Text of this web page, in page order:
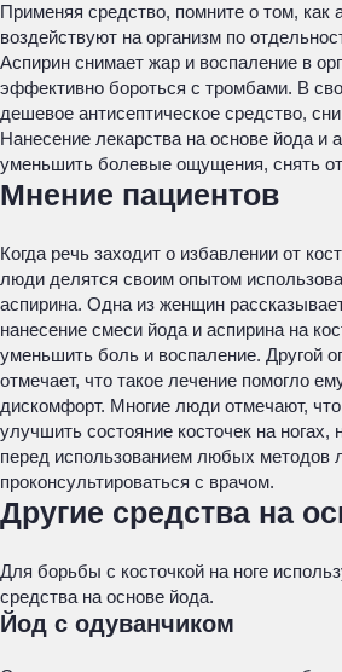
Применяя средство, помните о том, как
воздействуют на организм по
Аспирин снимает жар и воспаление в
эффективно бороться с тромбами. В
дешевое антисептическое средство,
Нанесение лекарства на основе йода и
уменьшить болевые ощущения, снять
Мнение пациентов
Когда речь заходит о избавлении от
люди делятся своим опытом
аспирина. Одна из женщин
нанесение смеси йода и аспирина на
уменьшить боль и воспаление. Другой
отмечает, что такое лечение помогло
дискомфорт. Многие люди отмечают,
улучшить состояние косточек на ногах,
перед использованием любых методов
проконсультироваться с врачом.
Другие средства на
Для борьбы с косточкой на ноге
средства на основе йода.
Йод с одуванчиком